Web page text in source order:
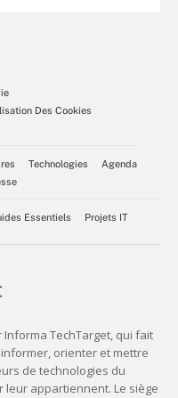
Des Cookies
Technologies
Agenda
Essentiels Projets IT